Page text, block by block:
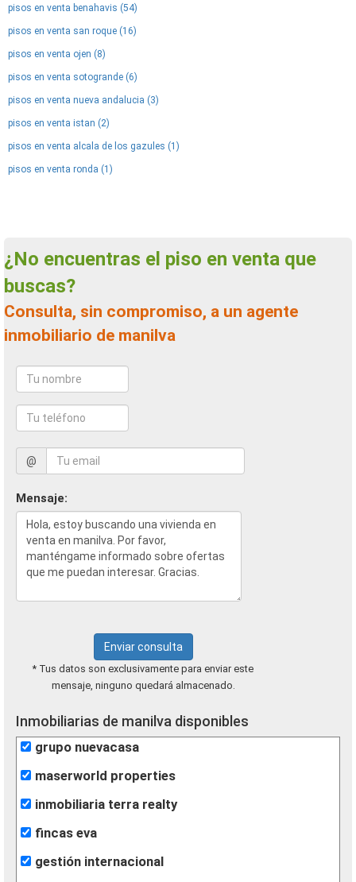
pisos en venta benahavis (54)
pisos en venta san roque (16)
pisos en venta ojen (8)
pisos en venta sotogrande (6)
pisos en venta nueva andalucia (3)
pisos en venta istan (2)
pisos en venta alcala de los gazules (1)
pisos en venta ronda (1)
¿No encuentras el piso en venta que
buscas?
Consulta, sin compromiso, a un agente
inmobiliario de manilva
@
Mensaje:
Enviar consulta
* Tus datos son exclusivamente para enviar este
mensaje, ninguno quedará almacenado.
Inmobiliarias de manilva disponibles
grupo nuevacasa
maserworld properties
inmobiliaria terra realty
fincas eva
gestión internacional